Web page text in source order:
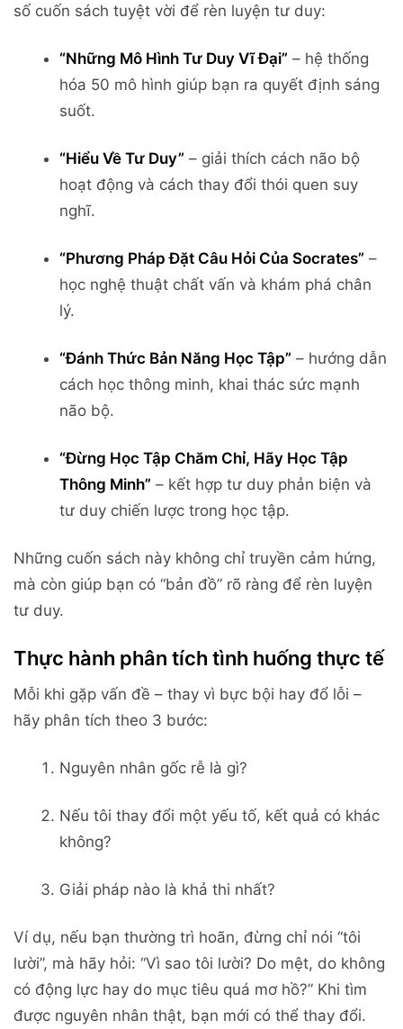
số cuốn sách tuyệt vời để rèn luyện tư duy:
“Những Mô Hình Tư Duy Vĩ Đại” – hệ thống
hóa 50 mô hình giúp bạn ra quyết định sáng
suốt.
“Hiểu Về Tư Duy” – giải thích cách não bộ
hoạt động và cách thay đổi thói quen suy
nghĩ.
“Phương Pháp Đặt Câu Hỏi Của Socrates” –
học nghệ thuật chất vấn và khám phá chân
lý.
“Đánh Thức Bản Năng Học Tập” – hướng dẫn
cách học thông minh, khai thác sức mạnh
não bộ.
“Đừng Học Tập Chăm Chỉ, Hãy Học Tập
Thông Minh” – kết hợp tư duy phản biện và
tư duy chiến lược trong học tập.
Những cuốn sách này không chỉ truyền cảm hứng,
mà còn giúp bạn có “bản đồ” rõ ràng để rèn luyện
tư duy.
Thực hành phân tích tình huống thực tế
Mỗi khi gặp vấn đề – thay vì bực bội hay đổ lỗi –
hãy phân tích theo 3 bước:
Nguyên nhân gốc rễ là gì?
Nếu tôi thay đổi một yếu tố, kết quả có khác
không?
Giải pháp nào là khả thi nhất?
Ví dụ, nếu bạn thường trì hoãn, đừng chỉ nói “tôi
lười”, mà hãy hỏi: “Vì sao tôi lười? Do mệt, do không
có động lực hay do mục tiêu quá mơ hồ?” Khi tìm
được nguyên nhân thật, bạn mới có thể thay đổi.